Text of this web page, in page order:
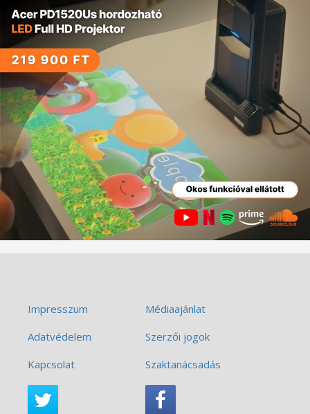
Impresszum
Médiaajánlat
Adatvédelem
Szerzői jogok
Kapcsolat
Szaktanácsadás